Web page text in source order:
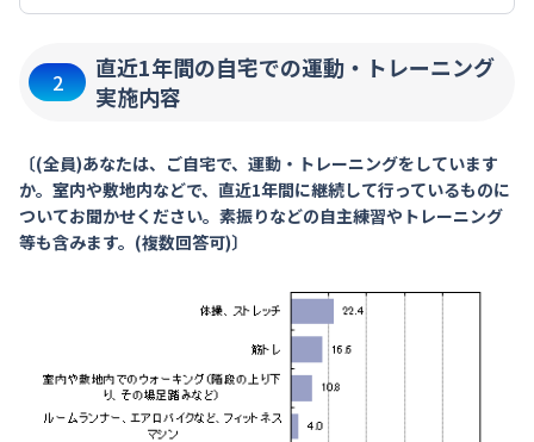
2
直近1年間の自宅での運動・トレーニング
実施内容
〔(全員)あなたは、ご自宅で、運動・トレーニングをしています
か。室内や敷地内などで、直近1年間に継続して行っているものに
ついてお聞かせください。素振りなどの自主練習やトレーニング
等も含みます。(複数回答可)〕